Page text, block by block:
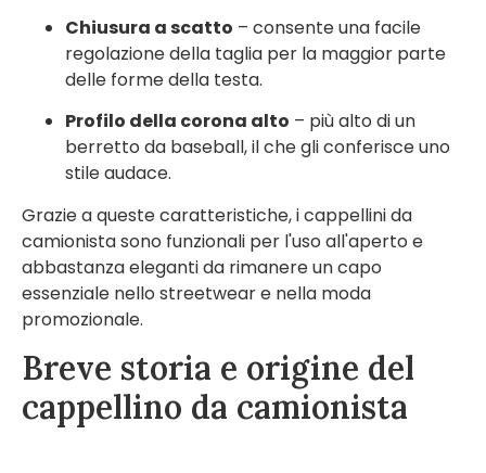
Chiusura a scatto – consente una facile
regolazione della taglia per la maggior parte
delle forme della testa.
Profilo della corona alto – più alto di un
berretto da baseball, il che gli conferisce uno
stile audace.
Grazie a queste caratteristiche, i cappellini da
camionista sono funzionali per l'uso all'aperto e
abbastanza eleganti da rimanere un capo
essenziale nello streetwear e nella moda
promozionale.
Breve storia e origine del
cappellino da camionista